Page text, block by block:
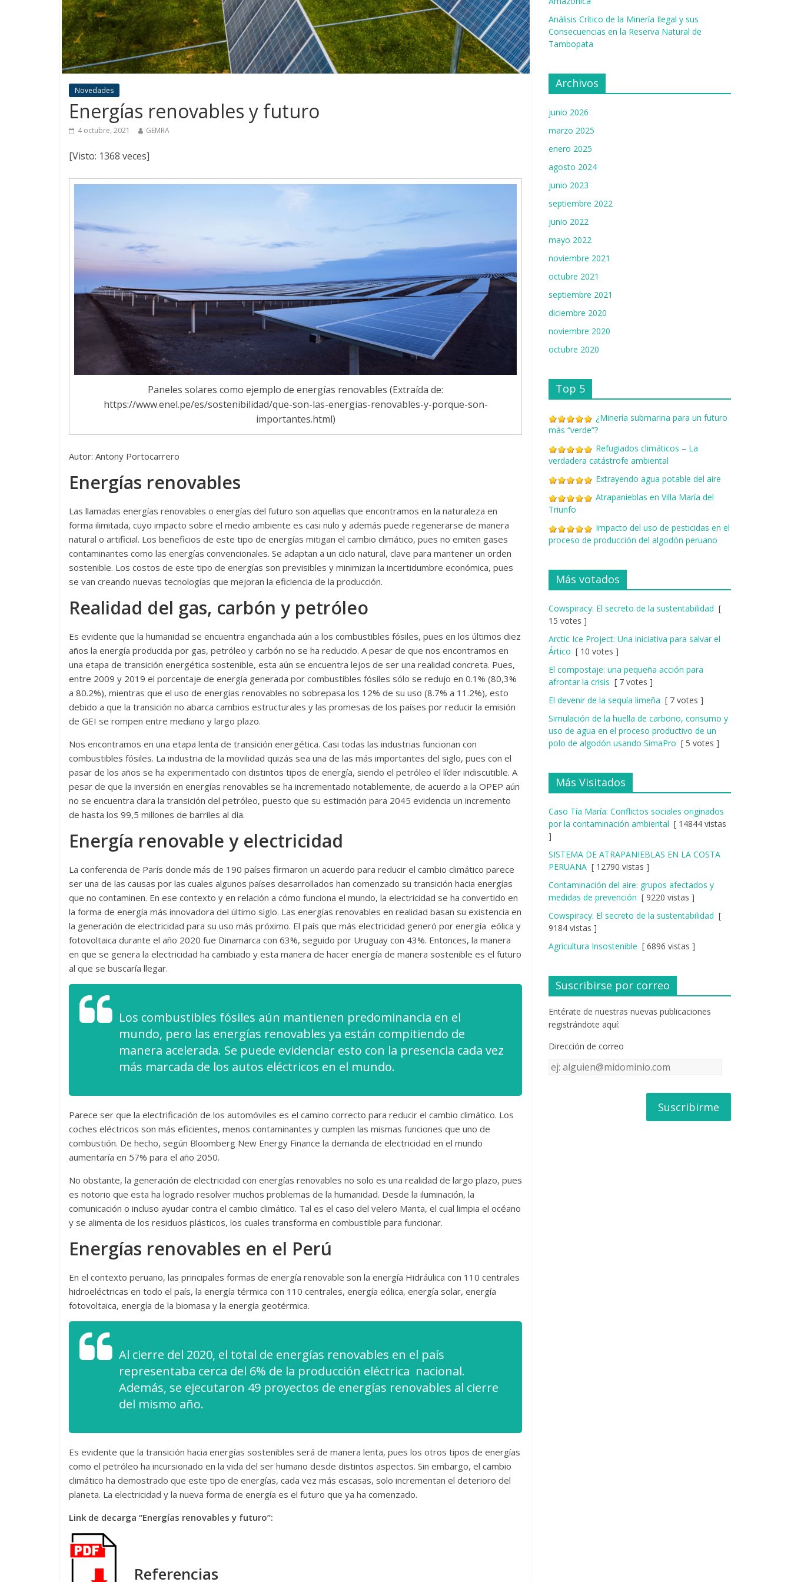
Novedades
Energías renovables y futuro
4 octubre, 2021 GEMRA
[Visto: 1368 veces]
Paneles solares como ejemplo de energías renovables (Extraída de:
https://www.enel.pe/es/sostenibilidad/que-son-las-energias-renovables-y-porque-son-
importantes.html)
Autor: Antony Portocarrero
Energías renovables
Las llamadas energías renovables o energías del futuro son aquellas que encontramos en la naturaleza en
forma ilimitada, cuyo impacto sobre el medio ambiente es casi nulo y además puede regenerarse de manera
natural o artificial. Los beneficios de este tipo de energías mitigan el cambio climático, pues no emiten gases
contaminantes como las energías convencionales. Se adaptan a un ciclo natural, clave para mantener un orden
sostenible. Los costos de este tipo de energías son previsibles y minimizan la incertidumbre económica, pues
se van creando nuevas tecnologías que mejoran la eficiencia de la producción.
Realidad del gas, carbón y petróleo
Es evidente que la humanidad se encuentra enganchada aún a los combustibles fósiles, pues en los últimos diez
años la energía producida por gas, petróleo y carbón no se ha reducido. A pesar de que nos encontramos en
una etapa de transición energética sostenible, esta aún se encuentra lejos de ser una realidad concreta. Pues,
entre 2009 y 2019 el porcentaje de energía generada por combustibles fósiles sólo se redujo en 0.1% (80,3%
a 80.2%), mientras que el uso de energías renovables no sobrepasa los 12% de su uso (8.7% a 11.2%), esto
debido a que la transición no abarca cambios estructurales y las promesas de los países por reducir la emisión
de GEI se rompen entre mediano y largo plazo.
Nos encontramos en una etapa lenta de transición energética. Casi todas las industrias funcionan con
combustibles fósiles. La industria de la movilidad quizás sea una de las más importantes del siglo, pues con el
pasar de los años se ha experimentado con distintos tipos de energía, siendo el petróleo el líder indiscutible. A
pesar de que la inversión en energías renovables se ha incrementado notablemente, de acuerdo a la OPEP aún
no se encuentra clara la transición del petróleo, puesto que su estimación para 2045 evidencia un incremento
de hasta los 99,5 millones de barriles al día.
Energía renovable y electricidad
La conferencia de París donde más de 190 países firmaron un acuerdo para reducir el cambio climático parece
ser una de las causas por las cuales algunos países desarrollados han comenzado su transición hacia energías
que no contaminen. En ese contexto y en relación a cómo funciona el mundo, la electricidad se ha convertido en
la forma de energía más innovadora del último siglo. Las energías renovables en realidad basan su existencia en
la generación de electricidad para su uso más próximo. El país que más electricidad generó por energía eólica y
fotovoltaica durante el año 2020 fue Dinamarca con 63%, seguido por Uruguay con 43%. Entonces, la manera
en que se genera la electricidad ha cambiado y esta manera de hacer energía de manera sostenible es el futuro
al que se buscaría llegar.
Los combustibles fósiles aún mantienen predominancia en el
mundo, pero las energías renovables ya están compitiendo de
manera acelerada. Se puede evidenciar esto con la presencia cada vez
más marcada de los autos eléctricos en el mundo.
Parece ser que la electrificación de los automóviles es el camino correcto para reducir el cambio climático. Los
coches eléctricos son más eficientes, menos contaminantes y cumplen las mismas funciones que uno de
combustión. De hecho, según Bloomberg New Energy Finance la demanda de electricidad en el mundo
aumentaría en 57% para el año 2050.
No obstante, la generación de electricidad con energías renovables no solo es una realidad de largo plazo, pues
es notorio que esta ha logrado resolver muchos problemas de la humanidad. Desde la iluminación, la
comunicación o incluso ayudar contra el cambio climático. Tal es el caso del velero Manta, el cual limpia el océano
y se alimenta de los residuos plásticos, los cuales transforma en combustible para funcionar.
Energías renovables en el Perú
En el contexto peruano, las principales formas de energía renovable son la energía Hidráulica con 110 centrales
hidroeléctricas en todo el país, la energía térmica con 110 centrales, energía eólica, energía solar, energía
fotovoltaica, energía de la biomasa y la energía geotérmica.
Al cierre del 2020, el total de energías renovables en el país
representaba cerca del 6% de la producción eléctrica nacional.
Además, se ejecutaron 49 proyectos de energías renovables al cierre
del mismo año.
Es evidente que la transición hacia energías sostenibles será de manera lenta, pues los otros tipos de energías
como el petróleo ha incursionado en la vida del ser humano desde distintos aspectos. Sin embargo, el cambio
climático ha demostrado que este tipo de energías, cada vez más escasas, solo incrementan el deterioro del
planeta. La electricidad y la nueva forma de energía es el futuro que ya ha comenzado.
Link de decarga “Energías renovables y futuro”:
Referencias
a
n
Análisis Crítico de la Minería Ilegal y sus
Consecuencias en la Reserva Natural de
Tambopata
Archivos
junio 2026
marzo 2025
enero 2025
agosto 2024
junio 2023
septiembre 2022
junio 2022
mayo 2022
noviembre 2021
octubre 2021
septiembre 2021
diciembre 2020
noviembre 2020
octubre 2020
Top 5
¿Minería submarina para un futuro
más “verde”?
Refugiados climáticos – La
verdadera catástrofe ambiental
Extrayendo agua potable del aire
Atrapanieblas en Villa María del
Triunfo
Impacto del uso de pesticidas en el
proceso de producción del algodón peruano
Más votados
Cowspiracy: El secreto de la sustentabilidad [
15 votes ]
Arctic Ice Project: Una iniciativa para salvar el
Ártico [ 10 votes ]
El compostaje: una pequeña acción para
afrontar la crisis [ 7 votes ]
El devenir de la sequía limeña [ 7 votes ]
Simulación de la huella de carbono, consumo y
uso de agua en el proceso productivo de un
polo de algodón usando SimaPro [ 5 votes ]
Más Visitados
Caso Tía María: Conflictos sociales originados
por la contaminación ambiental [ 14844 vistas
]
SISTEMA DE ATRAPANIEBLAS EN LA COSTA
PERUANA [ 12790 vistas ]
Contaminación del aire: grupos afectados y
medidas de prevención [ 9220 vistas ]
Cowspiracy: El secreto de la sustentabilidad [
9184 vistas ]
Agricultura Insostenible [ 6896 vistas ]
Suscribirse por correo
Entérate de nuestras nuevas publicaciones
registrándote aquí:
Dirección de correo
Dirección